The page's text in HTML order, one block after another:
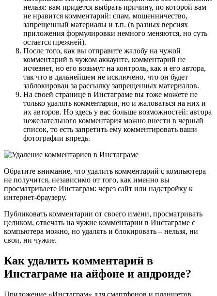
нельзя: вам придется выбрать причину, по которой вам
не нравится комментарий: спам, мошенничество,
запрещенный материалы и т.п. (в разных версиях
приложения формулировки немного меняются, но суть
остается прежней).
После того, как вы отправите жалобу на чужой
комментарий в чужом аккаунте, комментарий не
исчезнет, но его возьмут на контроль, как и его автора,
так что в дальнейшем не исключено, что он будет
заблокирован за рассылку запрещенных материалов.
На своей странице в Инстаграме вы тоже можете не
только удалять комментарии, но и жаловаться на них и
их авторов. Но здесь у вас больше возможностей: автора
нежелательного комментария можно внести в черный
список, то есть запретить ему комментировать ваши
фотографии впредь.
Обратите внимание, что удалить комментарий с компьютера
не получится, независимо от того, как именно вы
просматриваете Инстаграм: через сайт или надстройку к
интернет-браузеру.
Публиковать комментарии от своего имени, просматривать
целиком, отвечать на чужие комментарии в Инстаграме с
компьютера можно, но удалять и блокировать – нельзя, ни
свои, ни чужие.
Как удалить комментарий в
Инстаграме на айфоне и андроиде?